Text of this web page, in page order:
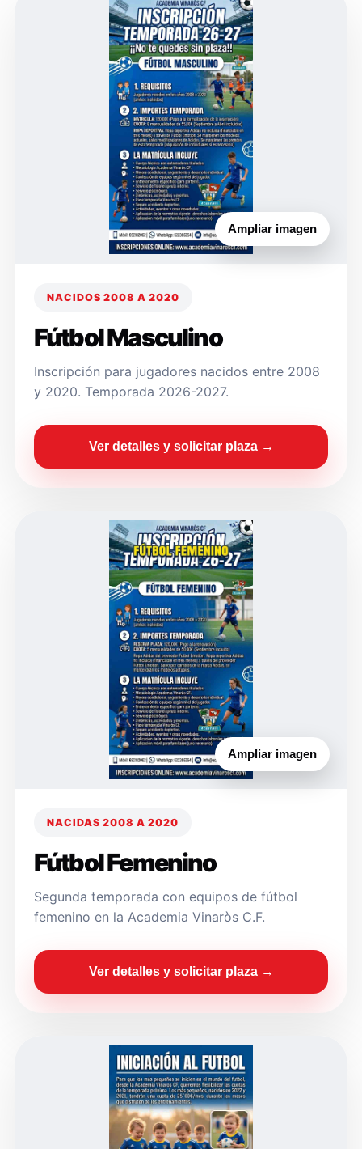
Ampliar imagen
NACIDOS 2008 A 2020
Fútbol Masculino
Inscripción para jugadores nacidos entre 2008
y 2020. Temporada 2026-2027.
Ver detalles y solicitar plaza →
Ampliar imagen
NACIDAS 2008 A 2020
Fútbol Femenino
Segunda temporada con equipos de fútbol
femenino en la Academia Vinaròs C.F.
Ver detalles y solicitar plaza →